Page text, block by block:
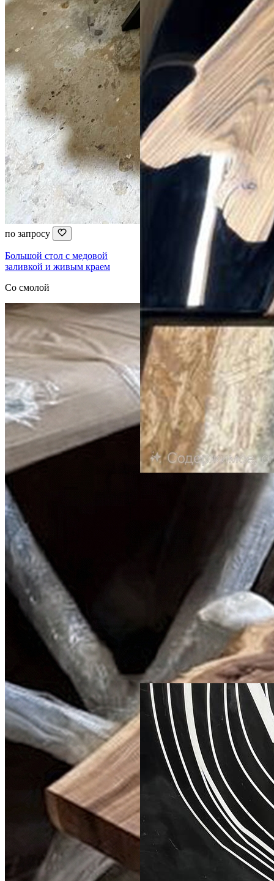
по запросу
Большой стол с медовой
заливкой и живым краем
Со смолой
по запросу
Стол из карагача со смолой по
краям
Со смолой